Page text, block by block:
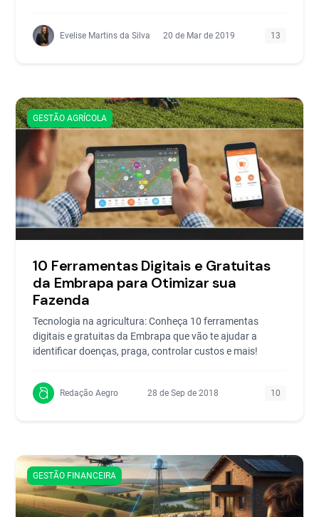
Evelise Martins da Silva 20 de Mar de 2019 13
GESTÃO AGRÍCOLA
10 Ferramentas Digitais e Gratuitas
da Embrapa para Otimizar sua
Fazenda
Tecnologia na agricultura: Conheça 10 ferramentas
digitais e gratuitas da Embrapa que vão te ajudar a
identificar doenças, praga, controlar custos e mais!
Redação Aegro 28 de Sep de 2018 10
GESTÃO FINANCEIRA